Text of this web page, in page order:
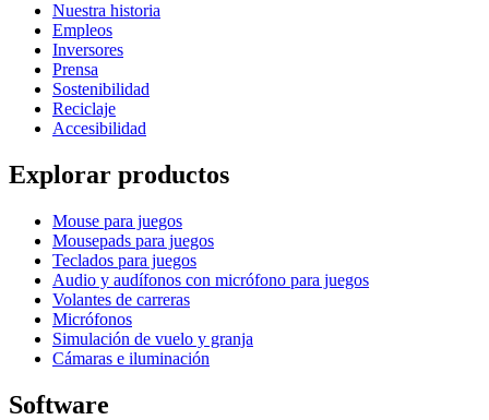
Nuestra historia
Empleos
Inversores
Prensa
Sostenibilidad
Reciclaje
Accesibilidad
Explorar productos
Mouse para juegos
Mousepads para juegos
Teclados para juegos
Audio y audífonos con micrófono para juegos
Volantes de carreras
Micrófonos
Simulación de vuelo y granja
Cámaras e iluminación
Software